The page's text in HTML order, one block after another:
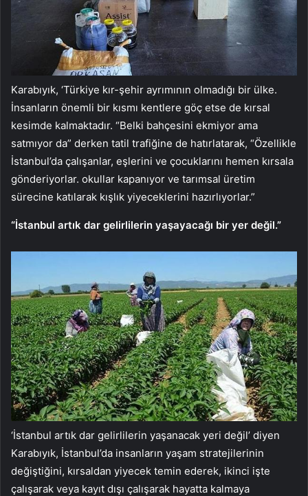
Karabıyık, ‘Türkiye kır-şehir ayrımının olmadığı bir ülke.
İnsanların önemli bir kısmı kentlere göç etse de kırsal
kesimde kalmaktadır. “Belki bahçesini ekmiyor ama
satmıyor da” derken tatil trafiğine de hatırlatarak, “Özellikle
İstanbul’da çalışanlar, eşlerini ve çocuklarını hemen kırsala
gönderiyorlar. okullar kapanıyor ve tarımsal üretim
sürecine katılarak kışlık yiyeceklerini hazırlıyorlar.”
“İstanbul artık dar gelirlilerin yaşayacağı bir yer değil.”
‘İstanbul artık dar gelirlilerin yaşanacak yeri değil’ diyen
Karabıyık, İstanbul’da insanların yaşam stratejilerinin
değiştiğini, kırsaldan yiyecek temin ederek, ikinci işte
çalışarak veya kayıt dışı çalışarak hayatta kalmaya